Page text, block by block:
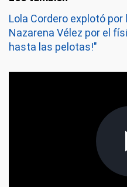
Lola Cordero explotó
Nazarena Vélez por el
hasta las pelotas!"